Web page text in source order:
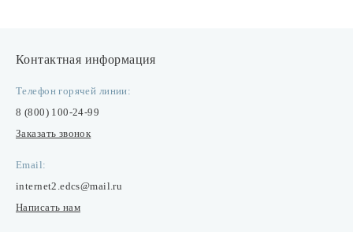
Контактная информация
Телефон горячей линии:
8 (800) 100-24-99
Заказать звонок
Email:
internet2.edcs@mail.ru
Написать нам